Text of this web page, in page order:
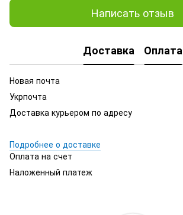
Написать отзыв
Доставка Оплата
Новая почта
Укрпочта
Доставка курьером по адресу
Подробнее о доставке
Оплата на счет
Наложенный платеж